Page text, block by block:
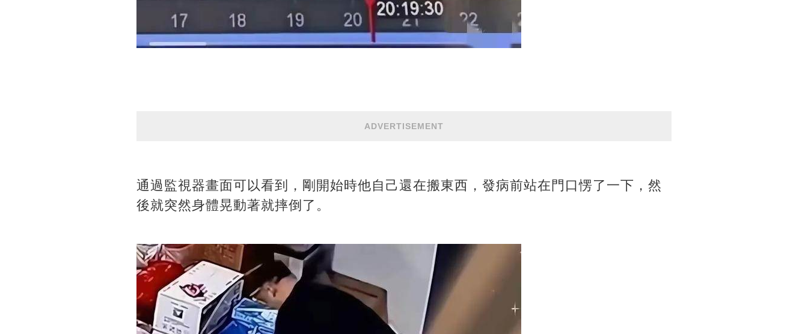
ADVERTISEMENT
通過監視器畫面可以看到，剛開始時他自己還在搬東西，發病前站在門口愣了一下，然
後就突然身體晃動著就摔倒了。